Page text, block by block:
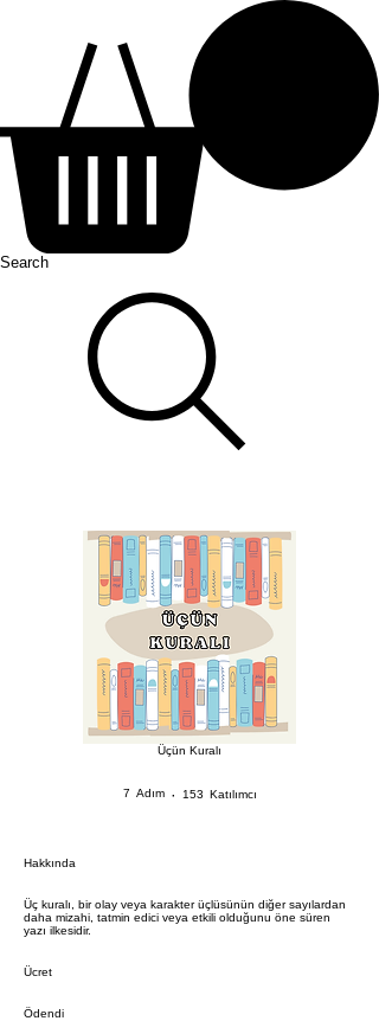
Search
Üçün Kuralı
7 Adım7 Adım
153 Katılımcı
Hakkında
Üç kuralı, bir olay veya karakter üçlüsünün diğer sayılardan
daha mizahi, tatmin edici veya etkili olduğunu öne süren
yazı ilkesidir.
Ücret
Ödendi